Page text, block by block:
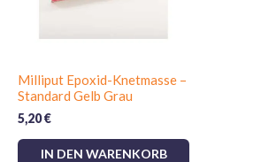
Milliput Epoxid-Knetmasse –
Standard Gelb Grau
5,20€
IN DEN WARENKORB